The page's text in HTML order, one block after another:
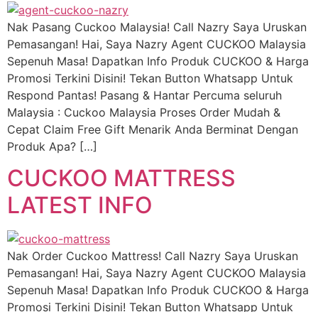
Nak Pasang Cuckoo Malaysia! Call Nazry Saya Uruskan
Pemasangan! Hai, Saya Nazry Agent CUCKOO Malaysia
Sepenuh Masa! Dapatkan Info Produk CUCKOO & Harga
Promosi Terkini Disini! Tekan Button Whatsapp Untuk
Respond Pantas! Pasang & Hantar Percuma seluruh
Malaysia : Cuckoo Malaysia Proses Order Mudah &
Cepat Claim Free Gift Menarik Anda Berminat Dengan
Produk Apa? […]
CUCKOO MATTRESS
LATEST INFO
Nak Order Cuckoo Mattress! Call Nazry Saya Uruskan
Pemasangan! Hai, Saya Nazry Agent CUCKOO Malaysia
Sepenuh Masa! Dapatkan Info Produk CUCKOO & Harga
Promosi Terkini Disini! Tekan Button Whatsapp Untuk